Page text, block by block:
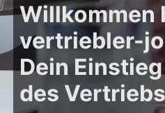
Willkommen
vertriebler-
Dein
des